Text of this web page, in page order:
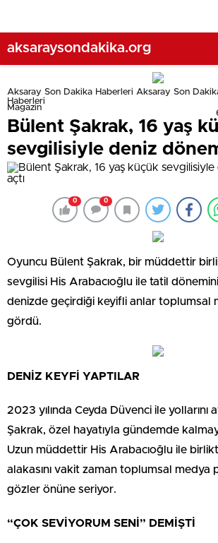
aksaraysondakika.org
Aksaray Son Dakika Haberleri Aksaray Son
Haberleri
Magazin
Bülent Şakrak, 16 yaş
sevgilisiyle deniz
0 0
Oyuncu Bülent Şakrak, bir müddettir
sevgilisi His Arabacıoğlu ile tatil
denizde geçirdiği keyifli anlar toplumsal
gördü.
DENİZ KEYFİ YAPTILAR
2023 yılında Ceyda Düvenci ile yollarını
Şakrak, özel hayatıyla gündemde
Uzun müddettir His Arabacıoğlu ile
alakasını vakit zaman toplumsal medya
gözler önüne seriyor.
“ÇOK SEVİYORUM SENİ” DEMİŞTİ